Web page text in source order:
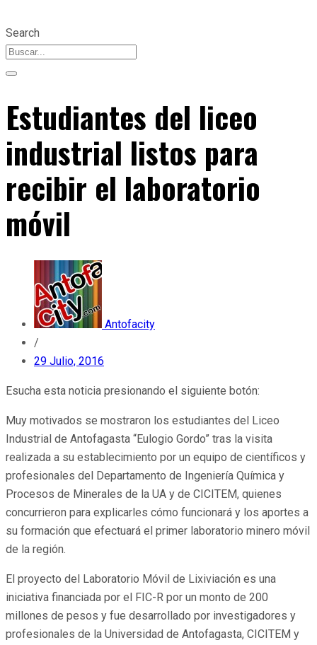
Search
Estudiantes del liceo
industrial listos para
recibir el laboratorio
móvil
Antofacity
/
29 Julio, 2016
Esucha esta noticia presionando el siguiente botón:
Muy motivados se mostraron los estudiantes del Liceo
Industrial de Antofagasta “Eulogio Gordo” tras la visita
realizada a su establecimiento por un equipo de científicos y
profesionales del Departamento de Ingeniería Química y
Procesos de Minerales de la UA y de CICITEM, quienes
concurrieron para explicarles cómo funcionará y los aportes a
su formación que efectuará el primer laboratorio minero móvil
de la región.
El proyecto del Laboratorio Móvil de Lixiviación es una
iniciativa financiada por el FIC-R por un monto de 200
millones de pesos y fue desarrollado por investigadores y
profesionales de la Universidad de Antofagasta, CICITEM y